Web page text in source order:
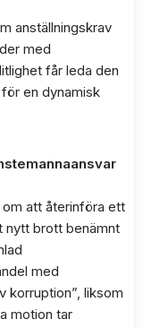
anställningskrav
med
får leda den
en dynamisk
att återinföra ett
nytt brott benämnt
med
korruption”, liksom
motion tar